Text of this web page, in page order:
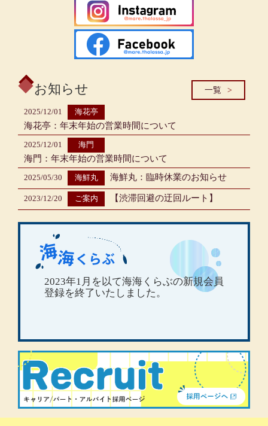
お知らせ 一覧
2025/12/01 海花亭
海花亭：年末年始の営業時間について
2025/12/01 海門
海門：年末年始の営業時間について
2025/05/30 海鮮丸 海鮮丸：臨時休業のお知らせ
2023/12/20 ご案内 【渋滞回避の迂回ルート】
2023年1月を以て海海くらぶの新規会員
登録を終了いたしました。